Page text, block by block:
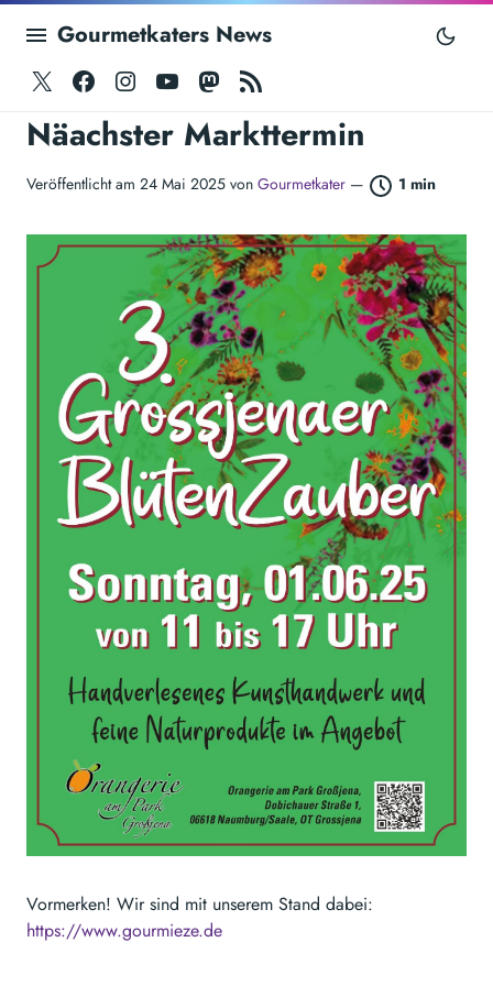
Gourmetkaters News
TwitterFacebook
Instagram
YoutubeMastodon
Näachster Markttermin
Veröffentlicht am 24 Mai 2025 von Gourmetkater — 1 min
Vormerken! Wir sind mit unserem Stand dabei:
https://www.gourmieze.de